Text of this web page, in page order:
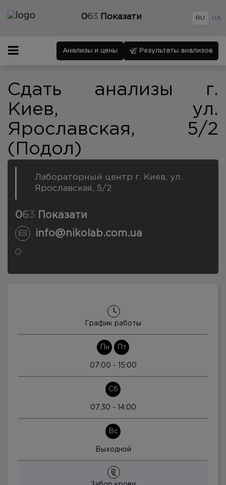
063 Показати RU UA
Анализы и цены Результаты анализов
Сдать анализы г.
Киев, ул.
Ярославская, 5/2
(Подол)
Лабораторный центр г. Киев, ул.
Ярославская, 5/2
063
Показати
info@nikolab.com.ua
График работы
Пн Пт
07:00 - 15:00
Сб
07:30 - 14:00
Вс
Выходной